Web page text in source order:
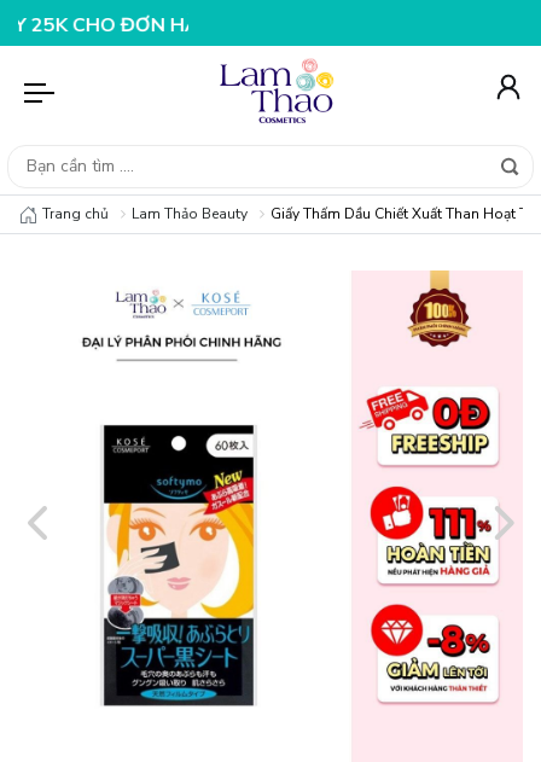
ĐƠN HÀNG 199K
Trang chủ Lam Thảo Beauty Giấy Thấm Dầu Chiết Xuất Than Hoạt